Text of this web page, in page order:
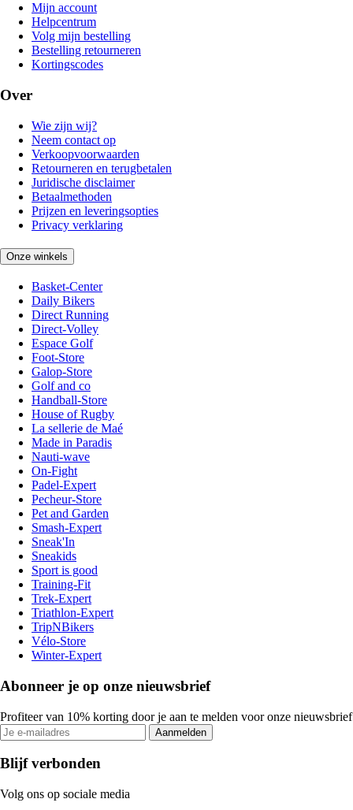
Mijn account
Helpcentrum
Volg mijn bestelling
Bestelling retourneren
Kortingscodes
Over
Wie zijn wij?
Neem contact op
Verkoopvoorwaarden
Retourneren en terugbetalen
Juridische disclaimer
Betaalmethoden
Prijzen en leveringsopties
Privacy verklaring
Onze winkels
Basket-Center
Daily Bikers
Direct Running
Direct-Volley
Espace Golf
Foot-Store
Galop-Store
Golf and co
Handball-Store
House of Rugby
La sellerie de Maé
Made in Paradis
Nauti-wave
On-Fight
Padel-Expert
Pecheur-Store
Pet and Garden
Smash-Expert
Sneak'In
Sneakids
Sport is good
Training-Fit
Trek-Expert
Triathlon-Expert
TripNBikers
Vélo-Store
Winter-Expert
Abonneer je op onze nieuwsbrief
Profiteer van 10% korting door je aan te melden voor onze nieuwsbrief
Aanmelden
Blijf verbonden
Volg ons op sociale media